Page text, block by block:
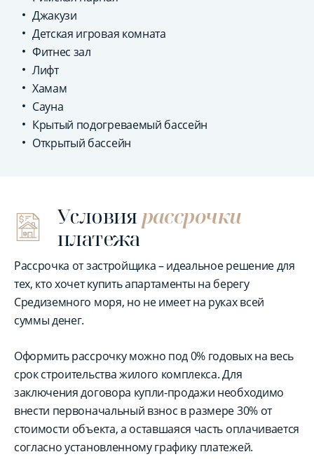
Джакузи
Детская игровая комната
Фитнес зал
Лифт
Хамам
Сауна
Крытый подогреваемый бассейн
Открытый бассейн
Условиярассрочки
платежа
Рассрочка от застройщика – идеальное решение для
тех, кто хочет купить апартаменты на берегу
Средиземного моря, но не имеет на руках всей
суммы денег.
Оформить рассрочку можно под 0% годовых на весь
срок строительства жилого комплекса. Для
заключения договора купли-продажи необходимо
внести первоначальный взнос в размере 30% от
стоимости объекта, а оставшаяся часть оплачивается
согласно установленному графику платежей.